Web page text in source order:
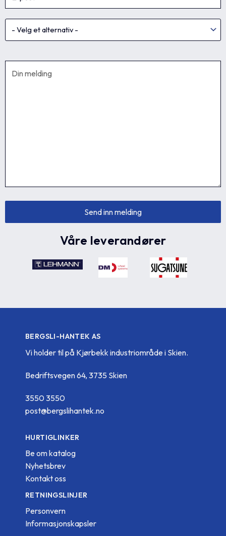
Våre leverandører
BERGSLI-HANTEK AS
Vi holder til på Kjørbekk industriområde i Skien.
Bedriftsvegen 64, 3735 Skien
3550 3550
post@bergslihantek.no
HURTIGLINKER
Be om katalog
Nyhetsbrev
Kontakt oss
RETNINGSLINJER
Personvern
Informasjonskapsler